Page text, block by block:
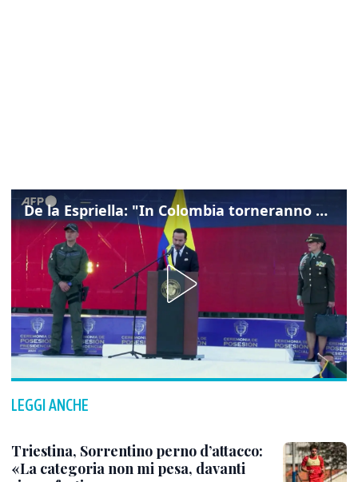
De la Espriella: "In Colombia torneranno ordine, autorità e libertà"
LEGGI ANCHE
Triestina, Sorrentino perno d’attacco:
«La categoria non mi pesa, davanti